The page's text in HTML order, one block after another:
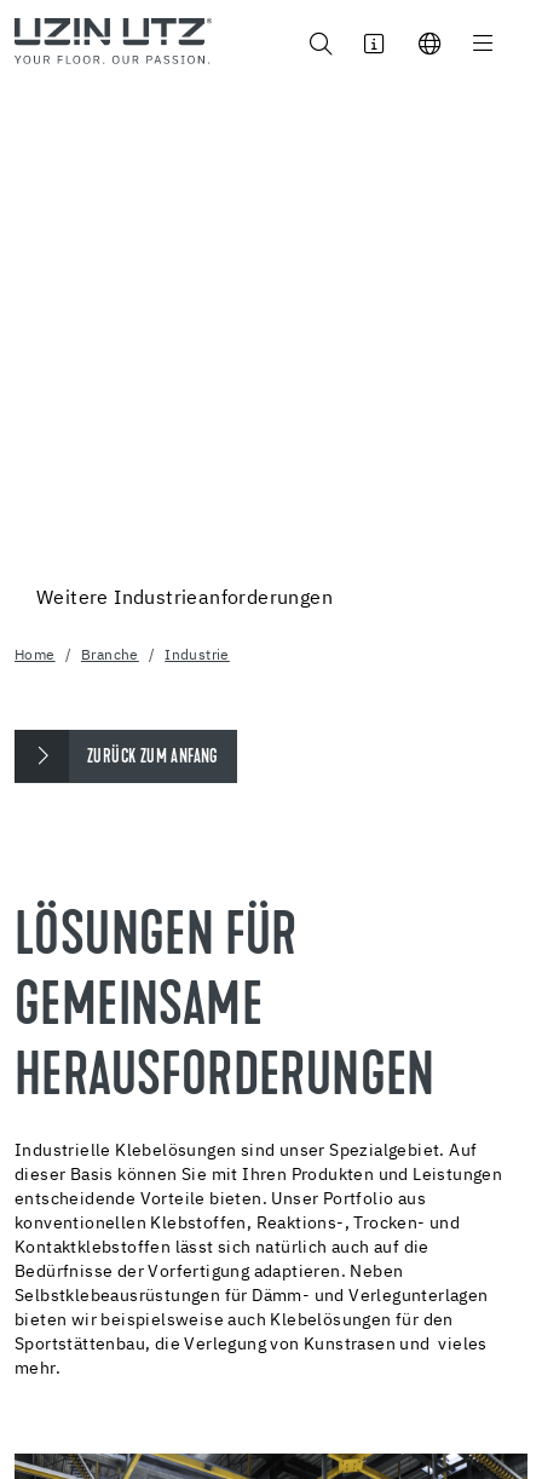
Weitere Industrieanforderungen
Home Branche Industrie
ZURÜCK ZUM ANFANG
LÖSUNGEN FÜR
GEMEINSAME
HERAUSFORDERUNGEN
Industrielle Klebelösungen sind unser Spezialgebiet. Auf
dieser Basis können Sie mit Ihren Produkten und Leistungen
entscheidende Vorteile bieten. Unser Portfolio aus
konventionellen Klebstoffen, Reaktions-, Trocken- und
Kontaktklebstoffen lässt sich natürlich auch auf die
Bedürfnisse der Vorfertigung adaptieren. Neben
Selbstklebeausrüstungen für Dämm- und Verlegunterlagen
bieten wir beispielsweise auch Klebelösungen für den
Sportstättenbau, die Verlegung von Kunstrasen und vieles
mehr.